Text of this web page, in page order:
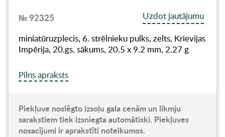
№ 92325
Uzdot jautājumu
miniatūruzplecis, 6. strēlnieku pulks, zelts, Krievijas
Impērija, 20.gs. sākums, 20.5 x 9.2 mm, 2.27 g
Pilns apraksts
Piekļuve noslēgto izsoļu gala cenām un likmju
sarakstiem tiek izsniegta automātiski. Piekļuves
nosacījumi ir aprakstīti noteikumos.